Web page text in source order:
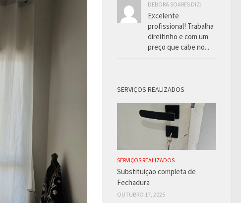
DEBORA SOARES DIZ:
Excelente
profissional! Trabalha
direitinho e com um
preço que cabe no...
SERVIÇOS REALIZADOS
SERVIÇOS REALIZADOS
Substituição completa de
Fechadura
OUTUBRO 17, 2025